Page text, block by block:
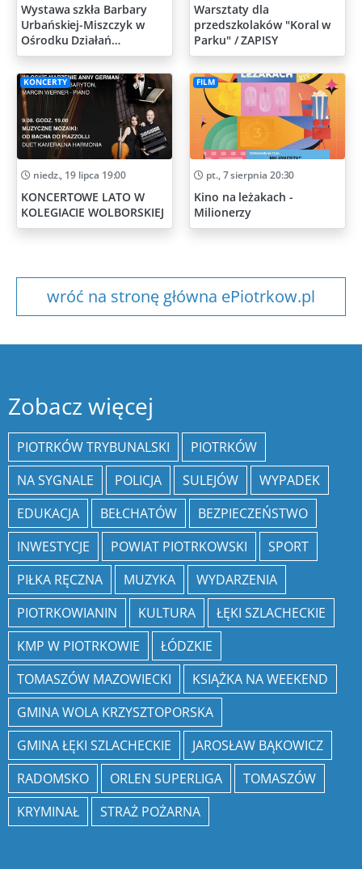
Wystawa szkła Barbary
Urbańskiej-Miszczyk w
Ośrodku Działań
Artystycznych
Warsztaty dla
przedszkolaków "Koral w
Parku" / ZAPISY
KONCERTY
niedz., 19 lipca 19:00
KONCERTOWE LATO W
KOLEGIACIE WOLBORSKIEJ
FILM
pt., 7 sierpnia 20:30
Kino na leżakach -
Milionerzy
wróć na stronę główna ePiotrkow.pl
Zobacz więcej
PIOTRKÓW TRYBUNALSKI
PIOTRKÓW
NA SYGNALE
POLICJA SULEJÓW
WYPADEK
EDUKACJA
BEŁCHATÓW
BEZPIECZEŃSTWO
INWESTYCJE
POWIAT PIOTRKOWSKI
SPORT
PIŁKA RĘCZNA
MUZYKA
WYDARZENIA
PIOTRKOWIANIN
KULTURA
ŁĘKI SZLACHECKIE
KMP W PIOTRKOWIE
ŁÓDZKIE
TOMASZÓW MAZOWIECKI
KSIĄŻKA NA WEEKEND
GMINA WOLA KRZYSZTOPORSKA
GMINA ŁĘKI SZLACHECKIE
JAROSŁAW BĄKOWICZ
RADOMSKO
ORLEN SUPERLIGA
TOMASZÓW
KRYMINAŁ
STRAŻ POŻARNA